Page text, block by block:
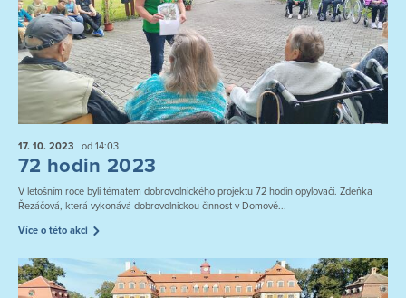
17. 10. 2023 od 14:03
72 hodin 2023
V letošním roce byli tématem dobrovolnického projektu 72 hodin opylovači. Zdeňka
Řezáčová, která vykonává dobrovolnickou činnost v Domově...
Více o této akci